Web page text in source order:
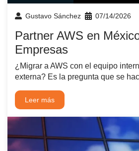
Gustavo Sánchez 07/14/2026
Partner AWS en
Empresas
¿Migrar a AWS con el equipo
externa? Es la pregunta que se
Leer más